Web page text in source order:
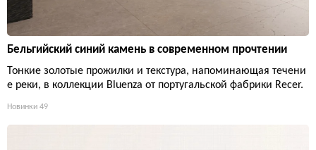
Бельгийский синий камень в современном прочтении
Тонкие золотые прожилки и текстура, напоминающая течени
е реки, в коллекции Bluenza от португальской фабрики Recer.
Новинки 49